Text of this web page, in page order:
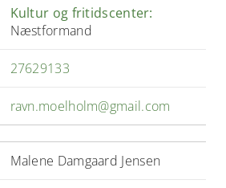
Kultur og fritidscenter:
Næstformand
27629133
ravn.moelholm@gmail.com
Malene Damgaard Jensen